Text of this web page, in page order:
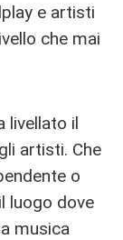
e artisti
che mai
livellato il
artisti. Che
o
luogo dove
musica